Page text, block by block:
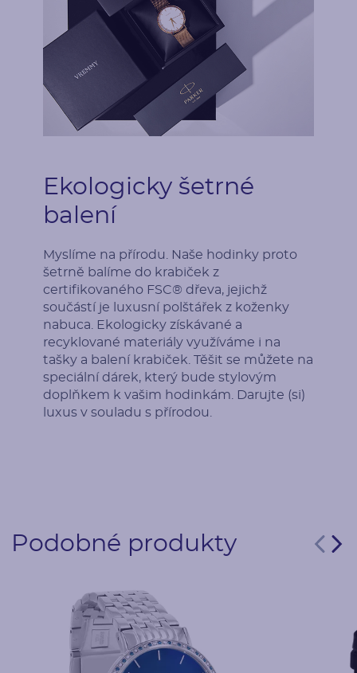
Ekologicky šetrné
balení
Myslíme na přírodu. Naše hodinky proto
šetrně balíme do krabiček z
certifikovaného FSC® dřeva, jejichž
součástí je luxusní polštářek z koženky
nabuca. Ekologicky získávané a
recyklované materiály využíváme i na
tašky a balení krabiček. Těšit se můžete na
speciální dárek, který bude stylovým
doplňkem k vašim hodinkám. Darujte (si)
luxus v souladu s přírodou.
Podobné produkty